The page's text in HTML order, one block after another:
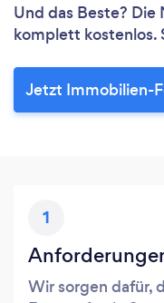
Und das Beste? Die
komplett kostenlos.
Jetzt Immobilien-
1
Wir sorgen dafür,